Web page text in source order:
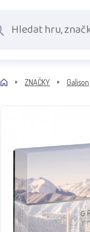
ZNAČKY Galison